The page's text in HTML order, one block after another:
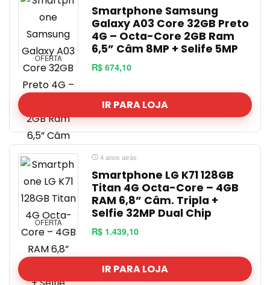
OFERTA
Smartphone Samsung
Galaxy A03 Core 32GB Preto
4G – Octa-Core 2GB Ram
6,5” Câm 8MP + Selife 5MP
R$ 674,10
IR PARA LOJA
OFERTA
4 anos atrás
Smartphone LG K71 128GB
Titan 4G Octa-Core – 4GB
RAM 6,8” Câm. Tripla +
Selfie 32MP Dual Chip
R$ 1.439,10
IR PARA LOJA